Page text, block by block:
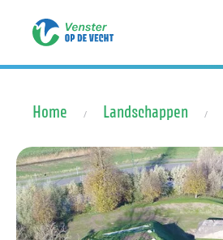
Terug naar hoofdinhoud
Home Landschappen